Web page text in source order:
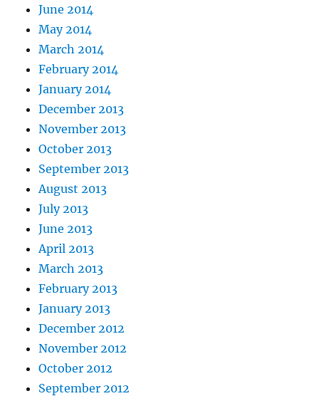
June 2014
May 2014
March 2014
February 2014
January 2014
December 2013
November 2013
October 2013
September 2013
August 2013
July 2013
June 2013
April 2013
March 2013
February 2013
January 2013
December 2012
November 2012
October 2012
September 2012